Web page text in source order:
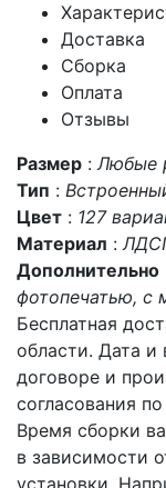
Доставка
Сборка
Оплата
Отзывы
Размер :Любые
Тип :
Цвет : 127
Материал :
Дополнительно
фотопечатью, с
Бесплатная
области. Дата и
договоре и
согласования
Время сборки
в зависимости
установки.